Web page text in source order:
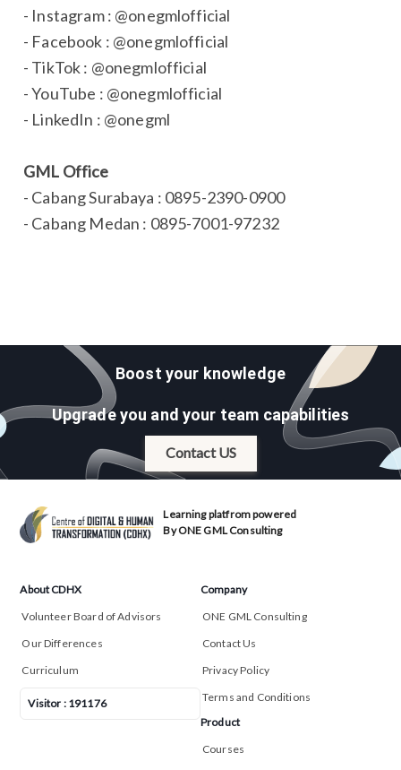
- Instagram : @onegmlofficial
- Facebook : @onegmlofficial
- TikTok : @onegmlofficial
- YouTube : @onegmlofficial
- LinkedIn : @onegml
GML Office
- Cabang Surabaya : 0895-2390-0900
- Cabang Medan : 0895-7001-97232
Boost your knowledge
Upgrade you and your team capabilities
Contact US
Learning platfrom powered
By ONE GML Consulting
About CDHX
Volunteer Board of Advisors
Our Differences
Curriculum
Visitor : 191176
Company
ONE GML Consulting
Contact Us
Privacy Policy
Terms and Conditions
Product
Courses